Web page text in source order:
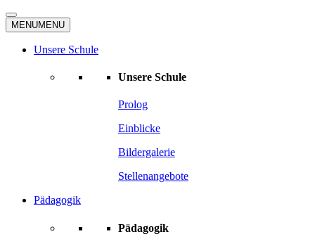
MENUMENU
Unsere Schule
Unsere Schule
Prolog
Einblicke
Bildergalerie
Stellenangebote
Pädagogik
Pädagogik